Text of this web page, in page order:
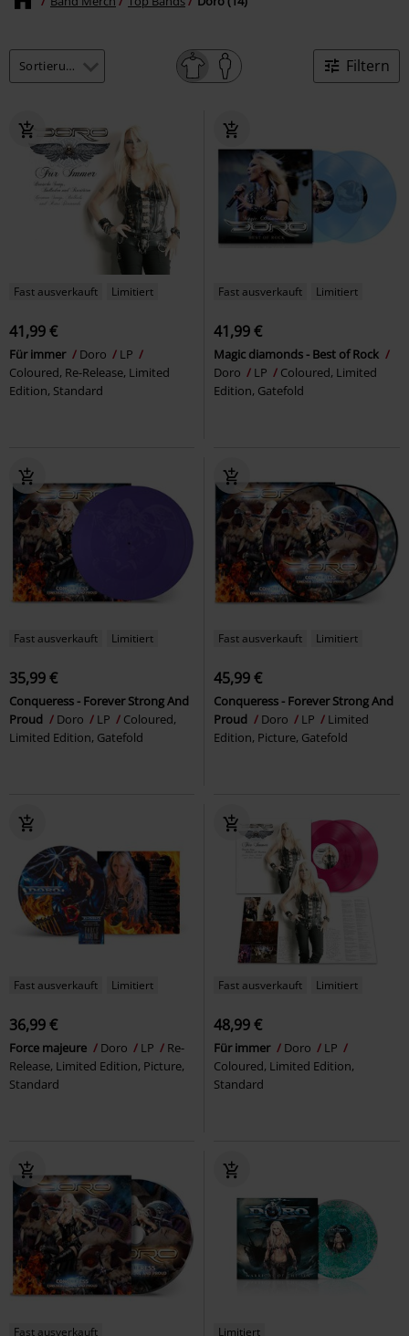
Filtern
Fast ausverkauft Limitiert
41,99 €
Für immer Doro
LP
Coloured, Re-Release, Limited
Edition, Standard
Fast ausverkauft Limitiert
41,99 €
Magic diamonds - Best of Rock
Doro
LP
Coloured, Limited
Edition, Gatefold
Fast ausverkauft Limitiert
35,99 €
Conqueress - Forever Strong And
Proud
Doro LP
Coloured,
Limited Edition, Gatefold
Fast ausverkauft Limitiert
45,99 €
Conqueress - Forever Strong And
Proud
Doro LP
Limited
Edition, Picture, Gatefold
Fast ausverkauft Limitiert
36,99 €
Force majeure Doro LP
Re-
Release, Limited Edition, Picture,
Standard
Fast ausverkauft Limitiert
48,99 €
Für immer Doro
LP
Coloured, Limited Edition,
Standard
Fast ausverkauft Limitiert